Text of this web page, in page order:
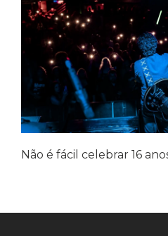
Não é fácil celebrar 16